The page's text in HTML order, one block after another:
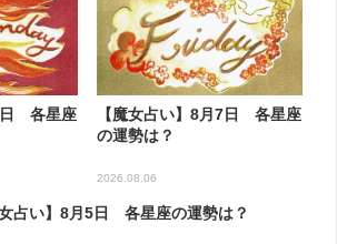
日 各星座
【魔女占い】8月7日 各星座
の運勢は？
2026.08.06
女占い】8月5日 各星座の運勢は？